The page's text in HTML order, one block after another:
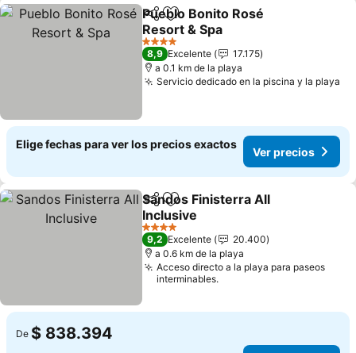
CompartirAgregar a favoritos
Pueblo Bonito Rosé
Resort & Spa
4 Estrellas
8,9 Excelente
17.175
a 0.1 km de la playa
Servicio dedicado en la piscina y la playa
Elige fechas para ver los precios exactos
Ver precios
CompartirAgregar a favoritos
Sandos Finisterra All
Inclusive
4 Estrellas
9,2 Excelente
20.400
a 0.6 km de la playa
Acceso directo a la playa para paseos
interminables.
De $ 838.394